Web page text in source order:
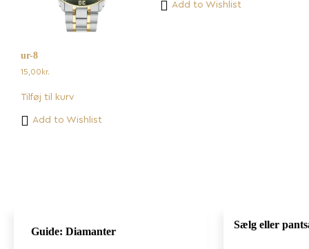
ur-8
15,00 kr.
Tilføj til kurv
Add to Wishlist
Add to Wishlist
Guide: Diamanter
Sælg eller